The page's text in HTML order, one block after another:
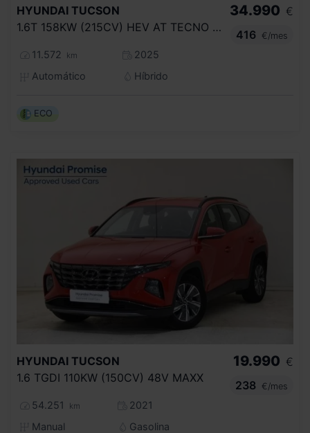
HYUNDAI TUCSON
1.6T 158KW (215CV) HEV AT TECNO SKY
11.572 km
2025
Automático
Híbrido
34.990 €
416
€/mes
ECO
HYUNDAI TUCSON
1.6 TGDI 110KW (150CV) 48V MAXX
54.251 km
2021
Manual
Gasolina
19.990 €
238
€/mes